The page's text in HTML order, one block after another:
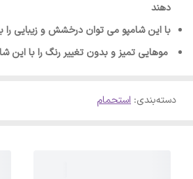
دهند
با این شامپو می توان درخشش و زیبایی را
موهایی تمیز و بدون تغییر رنگ را با این
دسته‌بندی: استحمام